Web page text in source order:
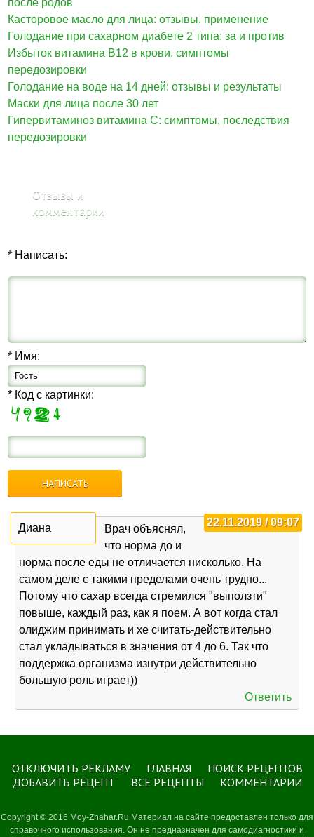
Касторовое масло для лица: отзывы, применение
Голодание при сахарном диабете 2 типа: за и против
Избыток витамина В12 в крови, симптомы
передозировки
Голодание на воде на 14 дней: отзывы и результаты
Маски для лица после 30 лет
Гипервитаминоз витамина С: симптомы, последствия
передозировки
Отзывы и
комментарии
* Написать:
* Имя:
* Код с картинки:
22.11.2019 / 09:07
Диана
Врач объяснял,
что норма до и
норма после еды не отличается нисколько. На
самом деле с такими пределами очень трудно...
Потому что сахар всегда стремился "выползти"
повыше, каждый раз, как я поем. А вот когда стал
олиджим принимать и хе считать-действительно
стал укладываться в значения от 4 до 6. Так что
поддержка организма изнутри действительно
большую роль играет))
Ответить
ОТКЛЮЧИТЬ РЕКЛАМУ ГЛАВНАЯ
ПОИСК РЕЦЕПТОВ
ДОБАВИТЬ РЕЦЕПТ
ВСЕ РЕЦЕПТЫ КОММЕНТАРИИ
Copyright © 2016 Moy-Znahar.Ru Материал на сайте предоставлен только для
справочного использования. Он не предназначен для самодиагностики и